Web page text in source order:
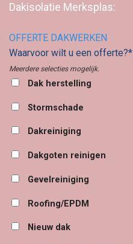
Dakisolatie Merksplas:
OFFERTE DAKWERKEN
Waarvoor wilt u een offerte?*
Meerdere selecties mogelijk.
Dak herstelling
Stormschade
Dakreiniging
Dakgoten reinigen
Gevelreiniging
Roofing/EPDM
Nieuw dak